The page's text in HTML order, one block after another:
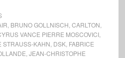
BRUNO GOLLNISCH CARLTON
VANCE PIERRE MOSCOVICI,
STRAUSS-KAHN DSK, FABRICE
JEAN-CHRISTOPHE